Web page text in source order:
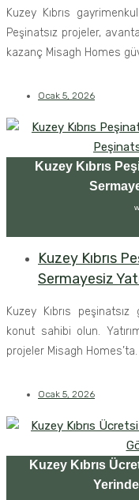
Kuzey Kıbrıs
Peşinatsız projeler,
kazanç Misagh Homes
Ocak 5, 2026
Kuzey Kıbrıs
Kuzey Kıbrıs
Sermayesiz
Kuzey Kıbrıs
konut sahibi olun.
projeler Misagh Homes’ta.
Ocak 5, 2026
Kuzey Kıbrıs